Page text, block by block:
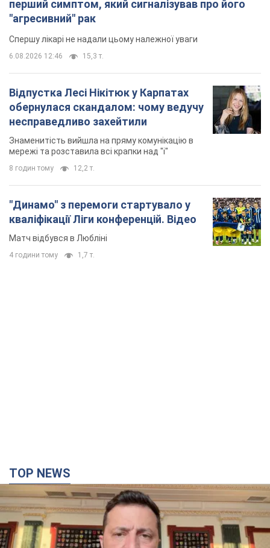
перший симптом, який сигналізував про його
"агресивний" рак
Спершу лікарі не надали цьому належної уваги
6.08.2026 12:46 15,3 т.
Відпустка Лесі Нікітюк у Карпатах
обернулася скандалом: чому ведучу
несправедливо захейтили
Знаменитість вийшла на пряму комунікацію в
мережі та розставила всі крапки над "і"
8 годин тому 12,2 т.
"Динамо" з перемоги стартувало у
кваліфікації Ліги конференцій. Відео
Матч відбувся в Любліні
4 години тому 1,7 т.
TOP NEWS